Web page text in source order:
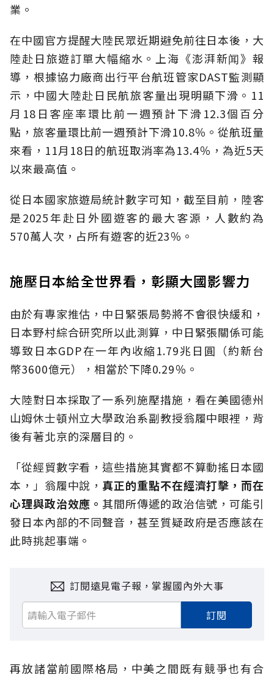
業。
在中國官方提醒大陸民眾近期避免前往日本後，大
陸赴日旅遊訂單大幅縮水。上海《澎湃新闻》報
導，根據協力廠商出行平台航班管家DAST監測顯
示，中國大陸赴日民航旅客量出現明顯下滑。11
月18日客座率環比前一週預計下滑12.3個百分
點，旅客量環比前一週預計下滑10.8％。從航班量
來看，11月18日的航班取消率為13.4％，為近5天
以來最高值。
從日本國家旅遊局統計數字可知，截至目前，陸客
是2025年赴日外國遊客的最大客源，人數約為
570萬人次，占所有遊客的近23％。
施壓日本給全世界看，彰顯大國影響力
由於有專家推估，中日緊張局勢將不會很快緩和，
日本野村綜合研究所以此測算，中日緊張關係可能
導致日本GDP在一年內收縮1.79兆日圓（約新台
幣3600億元），相當於下降0.29％。
大陸對日本採取了一系列施壓措施，看在美國德州
山姆休士頓州立大學政治系副教授翁履中眼裡，背
後有著北京的深層目的。
「從經貿數字看，這些措施其實都不算動搖日本國
本，」翁履中說， 真正的重點不在經濟打擊，而在
心理與政治效應。 其間所傳遞的政治信號，可能引
發日本內部的不同聲音，甚至質疑政府是否應該在
此時挑起事端。
訂閱遠見電子報，掌握國內外大事
訂閱
再放諸當前國際格局，中美之間既有競爭也有合